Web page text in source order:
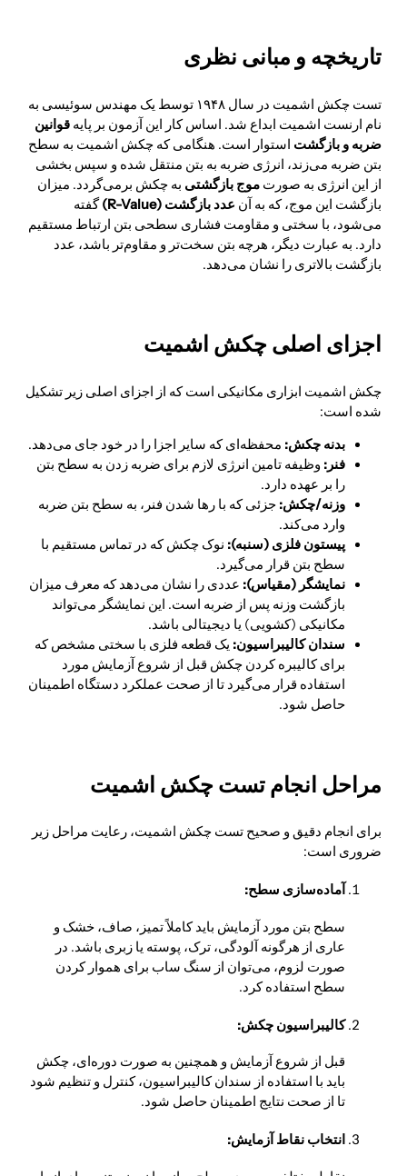
تاریخچه و مبانی نظری
تست چکش اشمیت در سال ۱۹۴۸ توسط یک مهندس سوئیسی به
نام ارنست اشمیت ابداع شد. اساس کار این آزمون بر پایه قوانین
ضربه و بازگشت استوار است. هنگامی که چکش اشمیت به سطح
بتن ضربه می‌زند، انرژی ضربه به بتن منتقل شده و سپس بخشی
از این انرژی به صورت موج بازگشتی به چکش برمی‌گردد. میزان
بازگشت این موج، که به آن عدد بازگشت (R-Value)
گفته
می‌شود، با سختی و مقاومت فشاری سطحی بتن ارتباط مستقیم
دارد. به عبارت دیگر، هرچه بتن سخت‌تر و مقاوم‌تر باشد، عدد
بازگشت بالاتری را نشان می‌دهد.
اجزای اصلی چکش اشمیت
چکش اشمیت ابزاری مکانیکی است که از اجزای اصلی زیر تشکیل
شده است:
بدنه چکش: محفظه‌ای که سایر اجزا را در خود جای می‌دهد.
فنر: وظیفه تامین انرژی لازم برای ضربه زدن به سطح بتن
را بر عهده دارد.
وزنه/چکش: جزئی که با رها شدن فنر، به سطح بتن ضربه
وارد می‌کند.
پیستون فلزی (سنبه): نوک چکش که در تماس مستقیم با
سطح بتن قرار می‌گیرد.
نمایشگر (مقیاس): عددی را نشان می‌دهد که معرف میزان
بازگشت وزنه پس از ضربه است. این نمایشگر می‌تواند
مکانیکی (کشویی) یا دیجیتالی باشد.
سندان کالیبراسیون: یک قطعه فلزی با سختی مشخص که
برای کالیبره کردن چکش قبل از شروع آزمایش مورد
استفاده قرار می‌گیرد تا از صحت عملکرد دستگاه اطمینان
حاصل شود.
مراحل انجام تست چکش اشمیت
برای انجام دقیق و صحیح تست چکش اشمیت، رعایت مراحل زیر
ضروری است:
آماده‌سازی سطح:
سطح بتن مورد آزمایش باید کاملاً تمیز، صاف، خشک و
عاری از هرگونه آلودگی، ترک، پوسته یا زبری باشد. در
صورت لزوم، می‌توان از سنگ ساب برای هموار کردن
سطح استفاده کرد.
کالیبراسیون چکش:
قبل از شروع آزمایش و همچنین به صورت دوره‌ای، چکش
باید با استفاده از سندان کالیبراسیون، کنترل و تنظیم شود
تا از صحت نتایج اطمینان حاصل شود.
انتخاب نقاط آزمایش: